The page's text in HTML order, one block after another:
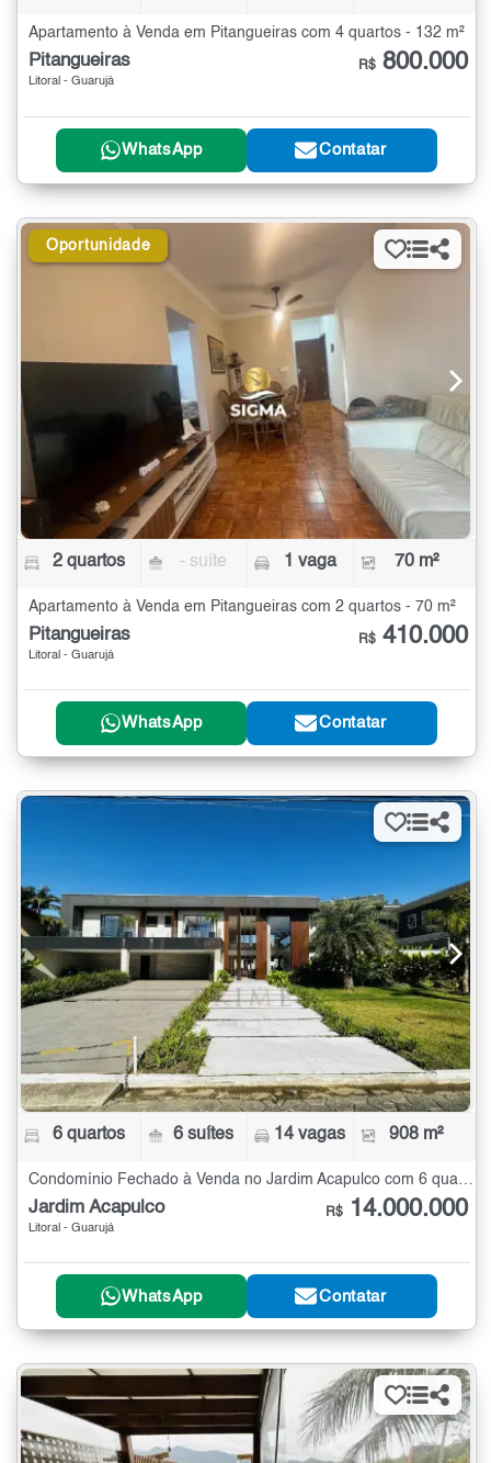
Apartamento à Venda em Pitangueiras com 4 quartos - 132 m²
Pitangueiras
Litoral - Guarujá
R$ 800.000
WhatsApp Contatar
Oportunidade
2 quartos - suíte 1 vaga 70 m²
Apartamento à Venda em Pitangueiras com 2 quartos - 70 m²
Pitangueiras
Litoral - Guarujá
R$ 410.000
WhatsApp Contatar
6 quartos 6 suítes 14 vagas 908 m²
Condomínio Fechado à Venda no Jardim Acapulco com 6 quartos - 908 m²
Jardim Acapulco
Litoral - Guarujá
R$ 14.000.000
WhatsApp Contatar